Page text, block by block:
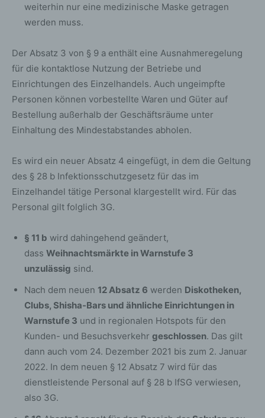
weiterhin nur eine medizinische Maske getragen
werden muss.
Der Absatz 3 von § 9 a enthält eine Ausnahmeregelung
für die kontaktlose Nutzung der Betriebe und
Einrichtungen des Einzelhandels. Auch ungeimpfte
Personen können vorbestellte Waren und Güter auf
Bestellung außerhalb der Geschäftsräume unter
Einhaltung des Mindestabstandes abholen.
Es wird ein neuer Absatz 4 eingefügt, in dem die Geltung
des § 28 b Infektionsschutzgesetz für das im
Einzelhandel tätige Personal klargestellt wird. Für das
Personal gilt folglich 3G.
§ 11 b wird dahingehend geändert,
dass Weihnachtsmärkte in Warnstufe 3
unzulässig sind.
Nach dem neuen 12 Absatz 6 werden Diskotheken,
Clubs, Shisha-Bars und ähnliche Einrichtungen in
Warnstufe 3 und in regionalen Hotspots für den
Kunden- und Besuchsverkehr geschlossen. Das gilt
dann auch vom 24. Dezember 2021 bis zum 2. Januar
2022. In dem neuen § 12 Absatz 7 wird für das
dienstleistende Personal auf § 28 b IfSG verwiesen,
also 3G.
Person nur für den Zeitraum, der zur Erreichung des
Speicherungszwecks erforderlich ist oder sofern dies
Verordnungsgeber oder einen anderen Gesetzgeber in
Verarbeitung Verantwortliche unterliegt, vorgesehen
wurde.
Europäischen Richtlinien- und Verordnungsgeber oder
einem anderen zuständigen Gesetzgeber
personenbezogenen Daten routinemäßig und
entsprechend den gesetzlichen Vorschriften gesperrt
Rechte der betroffenen Person
a) Recht auf Bestätigung
Jede betroffene Person hat das vom Europäischen
Richtlinien- und Verordnungsgeber eingeräumte
Recht, von dem für die Verarbeitung Verantwortlichen
betreffende personenbezogene Daten verarbeitet
werden. Möchte eine betroffene Person dieses
Bestätigungsrecht in Anspruch nehmen, kann sie sich
hierzu jederzeit an einen Mitarbeiter des für die
Verarbeitung Verantwortlichen wenden.
b) Recht auf Auskunft
Jede von der Verarbeitung personenbezogener
Daten betroffene Person hat das vom Europäischen